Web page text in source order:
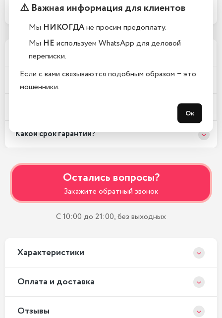
Защитное стекло
Почему у вас такие низкие цены?
Где находится Ваш магазин?
Какой срок гарантии?
Остались вопросы?
Закажите обратный звонок
С 10:00 до 21:00, без выходных
Xарактеристики
Оплата и доставка
Отзывы
⚠️ Важная информация для клиентов
Мы НИКОГДАне просим предоплату.
Мы НЕ используем WhatsApp для деловой
переписки.
Если с вами связываются подобным образом − это
мошенники.
Ок